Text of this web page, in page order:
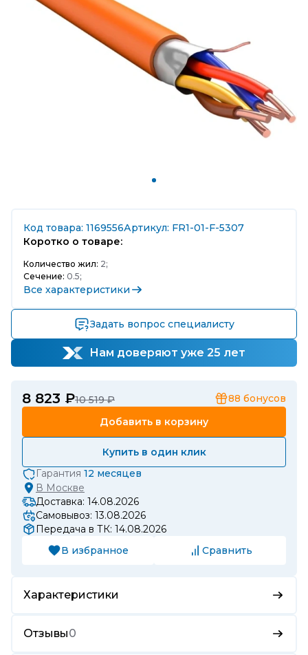
Код товара: 1169556Артикул: FR1-01-F-5307
Коротко о товаре:
Количество жил: 2;
Сечение: 0.5;
Все характеристики
Задать вопрос специалисту
Нам доверяют уже 25 лет
8 823 ₽10 519 ₽ 88 бонусов
Добавить в корзину
Купить в один клик
Гарантия 12 месяцев
В Москве
Доставка: 14.08.2026
Самовывоз: 13.08.2026
Передача в ТК: 14.08.2026
В избранное
Сравнить
Характеристики
Отзывы0